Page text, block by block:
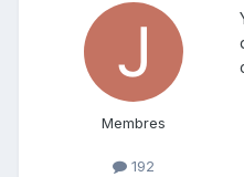
Membres
192